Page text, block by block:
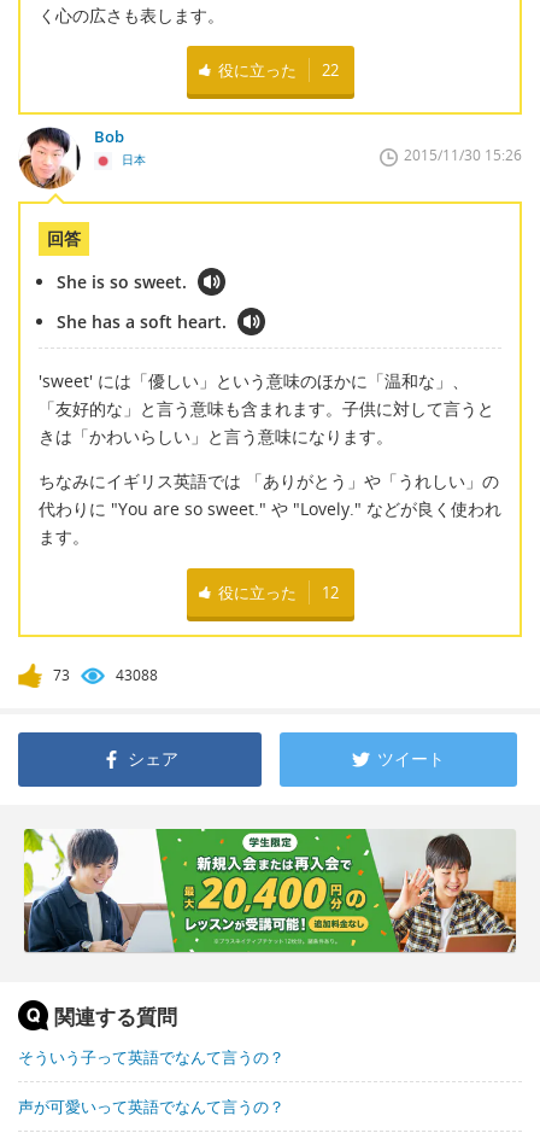
く心の広さも表します。
役に立った 22
Bob
日本 2015/11/30 15:26
回答
She is so sweet.
She has a soft heart.
'sweet' には「優しい」という意味のほかに「温和な」、
「友好的な」と言う意味も含まれます。子供に対して言うと
きは「かわいらしい」と言う意味になります。
ちなみにイギリス英語では 「ありがとう」や「うれしい」の
代わりに "You are so sweet." や "Lovely." などが良く使われ
ます。
役に立った 12
73 43088
シェア ツイート
関連する質問
そういう子って英語でなんて言うの？
声が可愛いって英語でなんて言うの？